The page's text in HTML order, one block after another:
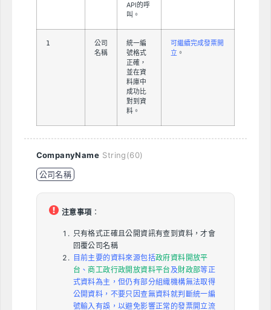
API的呼
叫。
1
公司
名稱
統一編
號格式
正確，
並在資
料庫中
成功比
對到資
料。
可繼續完成發票開
立 。
CompanyName String(60)
公司名稱
注意事項 ：
只有格式正確且公開資訊有查到資料，才會
回覆公司名稱
目前主要的資料來源包括政府資料開放平
台 、商工政行政開放資料平台 及財政部等正
式資料為主，但仍有部分組織機構無法取得
公開資料，不要只因查無資料就判斷統一編
號輸入有誤，以避免影響正常的發票開立流